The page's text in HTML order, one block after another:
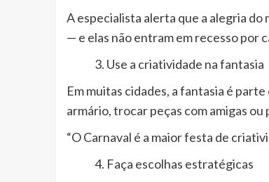
A especialista alerta que a alegria
— e elas não entram em recesso por
Use a criatividade na fantasia
Em muitas cidades, a fantasia é
armário, trocar peças com amigas
“O Carnaval é a maior festa de
Faça escolhas estratégicas